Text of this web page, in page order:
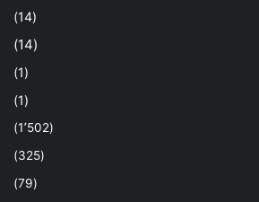
(14)
(14)
(1)
(1)
(1٬502)
(325)
(79)